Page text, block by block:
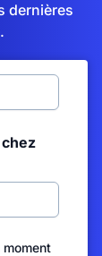
dernières